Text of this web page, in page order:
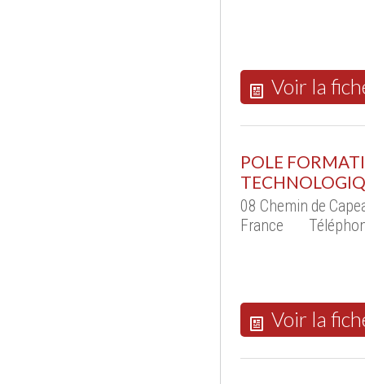
Voir la
POLE
08 Chemin de
France
Voir la